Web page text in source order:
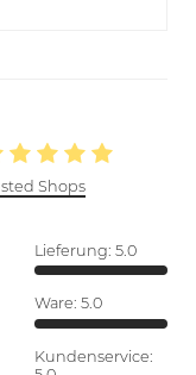
Shops
Lieferung: 5.0
Ware: 5.0
Kundenservice: